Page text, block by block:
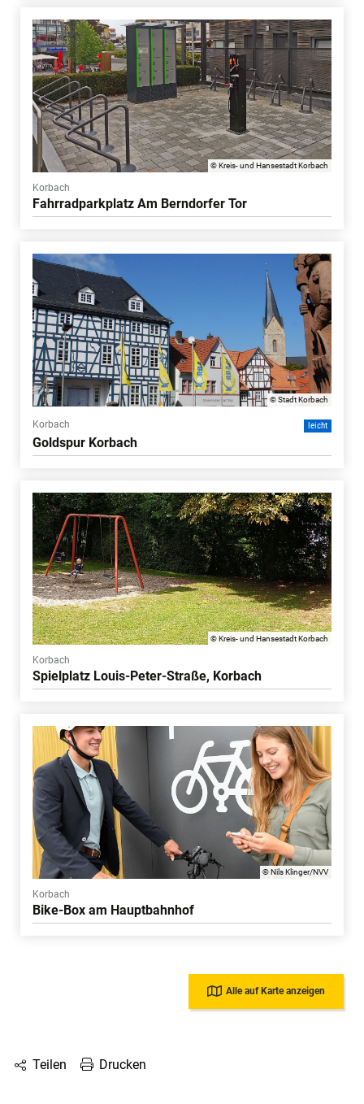
© Kreis- und Hansestadt Korbach
Korbach
Fahrradparkplatz Am Berndorfer Tor
© Stadt Korbach
Korbach leicht
Goldspur Korbach
© Kreis- und Hansestadt Korbach
Korbach
Spielplatz Louis-Peter-Straße, Korbach
© Nils Klinger/NVV
Korbach
Bike-Box am Hauptbahnhof
Alle auf Karte anzeigen
Teilen Drucken